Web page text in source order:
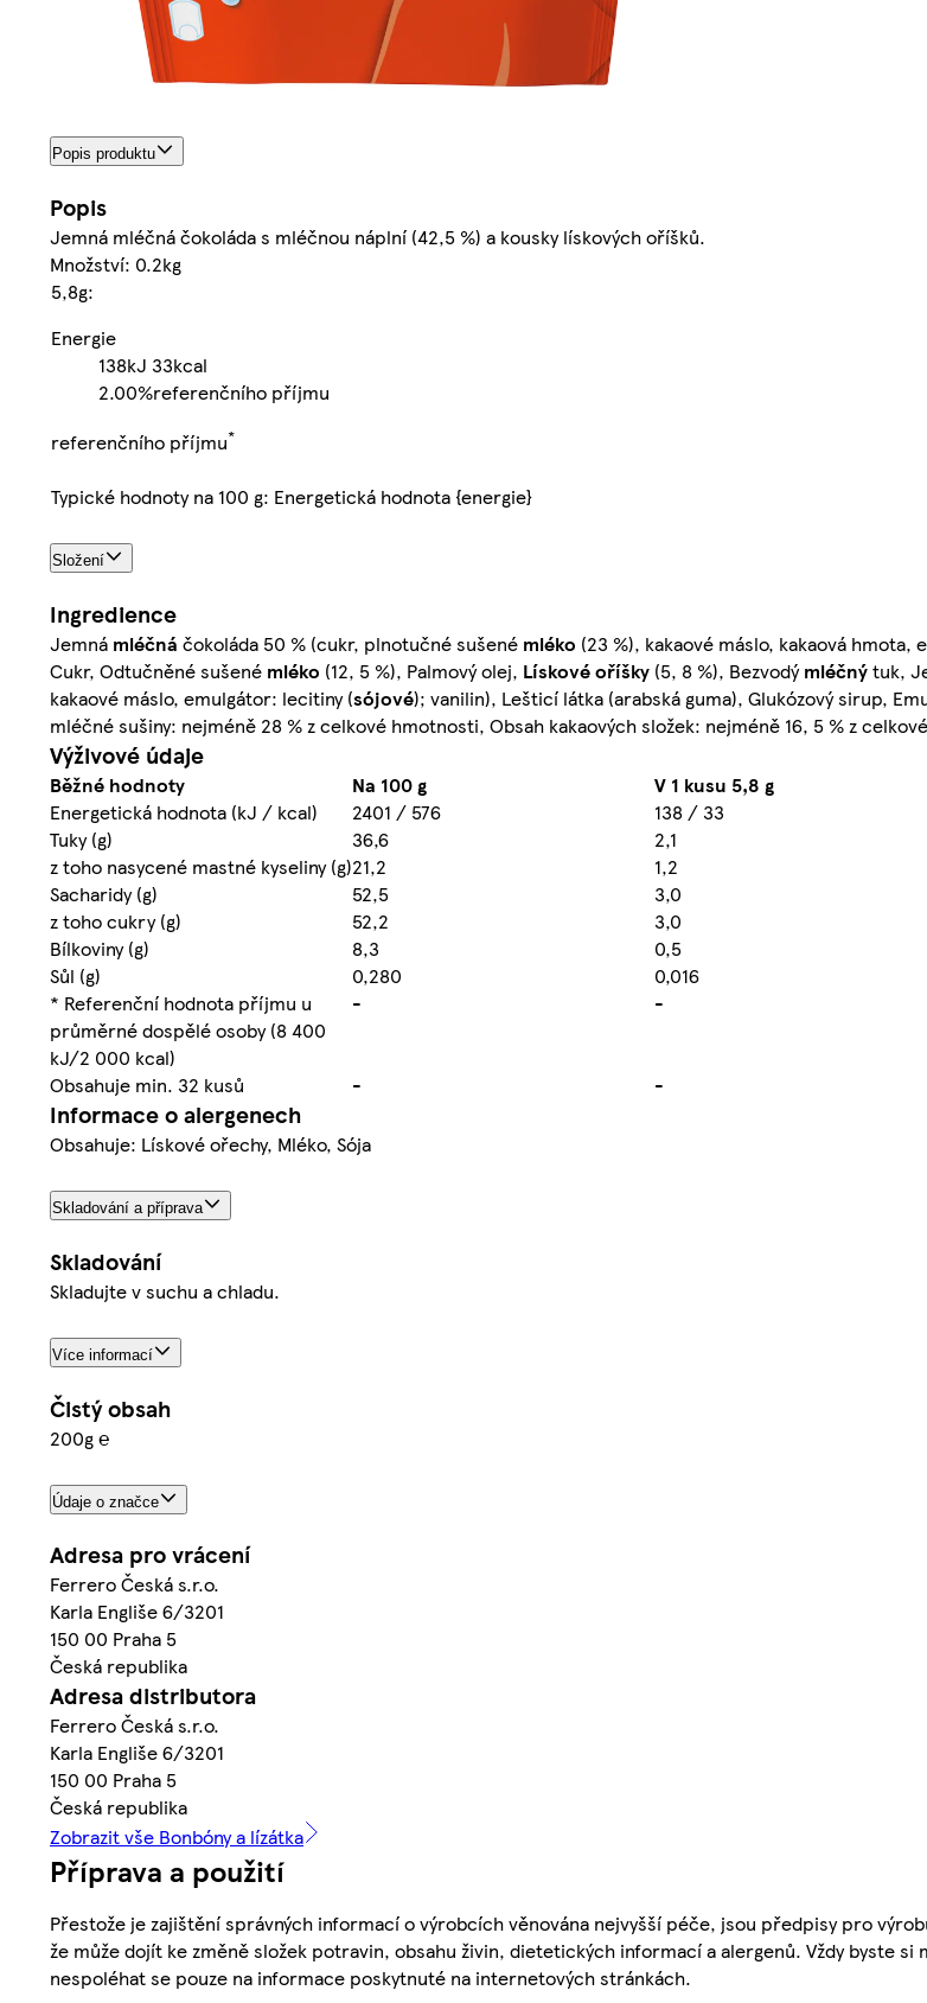
Popis produktu
Popis
Jemná mléčná čokoláda s mléčnou náplní (42,5 %) a kousky lískových oříšků.
Množství: 0.2kg
5,8g:
Energie
138kJ 33kcal
2.00%referenčního příjmu
referenčního příjmu*
Typické hodnoty na 100 g: Energetická hodnota {energie}
Složení
Ingredience
Jemná mléčná čokoláda 50 % (cukr, plnotučné sušené mléko (23 %), kakaové máslo, kakaová hmota,
Cukr, Odtučněné sušené mléko (12, 5 %), Palmový olej, Lískové oříšky (5, 8 %), Bezvodýmléčnýtuk,
kakaové máslo, emulgátor: lecitiny (sójové); vanilin), Lešticí látka (arabská guma), Glukózový sirup,
mléčné sušiny: nejméně 28 % z celkové hmotnosti, Obsah kakaových složek: nejméně 16, 5 % z
Výživové údaje
Běžné hodnoty Na 100 g V 1 kusu 5,8 g
Energetická hodnota (kJ / kcal)
2401 / 576 138 / 33
Tuky (g)
36,6 2,1
z toho nasycené mastné kyseliny (g)21,2 1,2
Sacharidy (g)
52,5 3,0
z toho cukry (g)
52,2 3,0
Bílkoviny (g)
8,3 0,5
Sůl (g)
0,280 0,016
* Referenční hodnota příjmu u
průměrné dospělé osoby (8 400
kJ/2 000 kcal)
- -
Obsahuje min. 32 kusů - -
Informace o alergenech
Obsahuje: Lískové ořechy, Mléko, Sója
Skladování a příprava
Skladování
Skladujte v suchu a chladu.
Více informací
Čistý obsah
200g ℮
Údaje o značce
Adresa pro vrácení
Ferrero Česká s.r.o.
Karla Engliše 6/3201
150 00 Praha 5
Česká republika
Adresa distributora
Ferrero Česká s.r.o.
Karla Engliše 6/3201
150 00 Praha 5
Česká republika
Zobrazit vše Bonbóny a lízátka
Příprava a použití
Přestože je zajištění správných informací o výrobcích věnována nejvyšší péče, jsou předpisy pro
že může dojít ke změně složek potravin, obsahu živin, dietetických informací a alergenů. Vždy byste
nespoléhat se pouze na informace poskytnuté na internetových stránkách.